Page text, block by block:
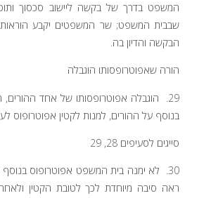
המשפט בדרך של בקשה ליישוב סכסוך
שבבית המשפט; שר המשפטים יקבע הוראות
הבקשה והדיון בה.
הורה שאפוטרופסותו הוגבלה
29. הוגבלה אפוטרופסותו של אחד
בנוסף על ההורים, למנות לקטין אפוטרופוס
סייגים לסעיפים 28, 29
30. לא ימנה בית המשפט אפוטרופוס
ראה סיבה מיוחדת לכך לטובת הקטין